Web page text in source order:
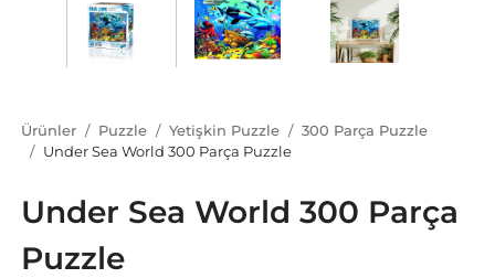
Ürünler Puzzle Yetişkin Puzzle
300 Parça Puzzle
Under Sea World 300 Parça Puzzle
Under Sea World 300 Parça
Puzzle